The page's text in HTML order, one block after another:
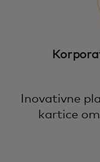
Inovativne
kartice